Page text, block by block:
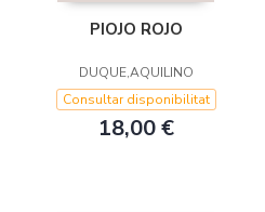
PIOJO ROJO
DUQUE,AQUILINO
Consultar disponibilitat
18,00 €